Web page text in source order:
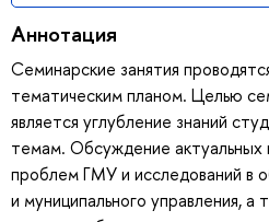
Аннотация
Семинарские занятия
тематическим планом. Целью
является углубление знаний
темам. Обсуждение актуальных
проблем ГМУ и исследований в
и муниципального управления,